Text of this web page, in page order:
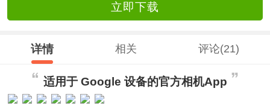
立即下载
详情 相关 评论(21)
适用于 Google 设备的官方相机App